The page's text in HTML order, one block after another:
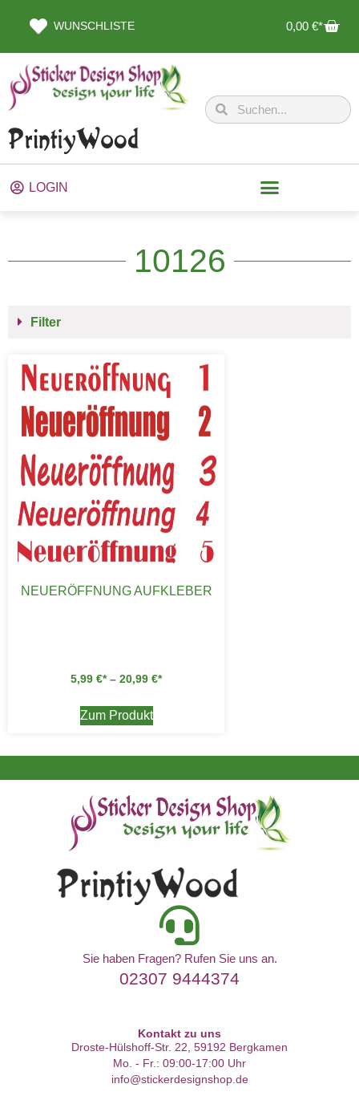
WUNSCHLISTE 0,00 €
LOGIN
10126
Filter
NEUERÖFFNUNG AUFKLEBER
5,99 € – 20,99 €
Zum Produkt
Sie haben Fragen? Rufen Sie uns an.
02307 9444374
Kontakt zu uns
Droste-Hülshoff-Str. 22, 59192 Bergkamen
Mo. - Fr.: 09:00-17:00 Uhr
info@stickerdesignshop.de